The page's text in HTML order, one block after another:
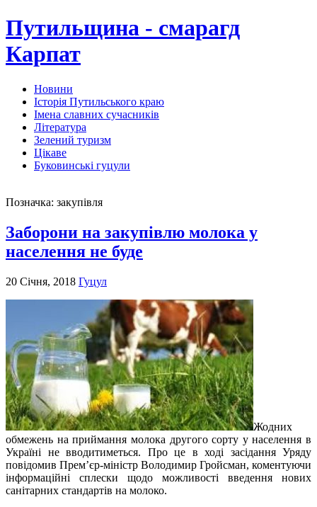
Путильщина - смарагд
Карпат
Новини
Історія Путильського краю
Імена славних сучасників
Література
Зелений туризм
Цікаве
Буковинські гуцули
Позначка: закупівля
Заборони на закупівлю молока у
населення не буде
20 Січня, 2018 Гуцул
Жодних
обмежень на приймання молока другого сорту у населення в
Україні не вводитиметься. Про це в ході засідання Уряду
повідомив Прем’єр-міністр Володимир Гройсман, коментуючи
інформаційні сплески щодо можливості введення нових
санітарних стандартів на молоко.